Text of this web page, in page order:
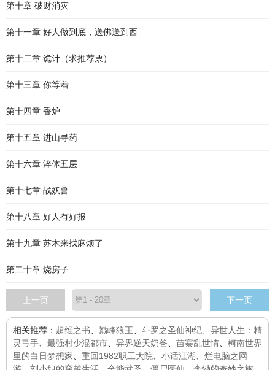
第十章 破财消灾
第十一章 好人做到底，送佛送到西
第十二章 诡计（求推荐票）
第十三章 你等着
第十四章 香炉
第十五章 进山寻药
第十六章 淬体五层
第十七章 战妖兽
第十八章 好人有好报
第十九章 苏木来找麻烦了
第二十章 烧房子
上一页 下一页
相关推荐： 超维之书 巅峰狼王 斗罗之圣仙神纪
异世人生：精
灵弓手
最强村少混都市 异界逆天奶爸 苗寨乱世情
柯南世界
里的白日梦想家
重回1982职工大院 小话江湖
烂电脑之网